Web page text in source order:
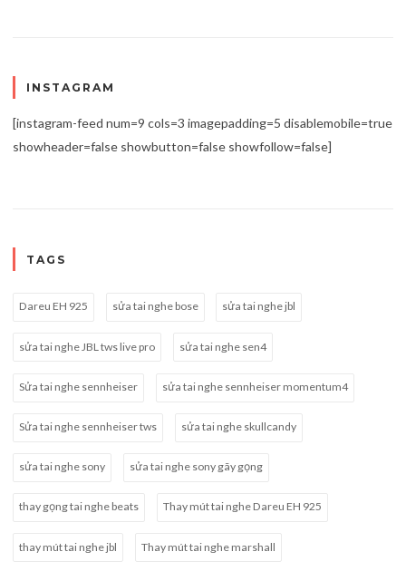
INSTAGRAM
[instagram-feed num=9 cols=3 imagepadding=5 disablemobile=true
showheader=false showbutton=false showfollow=false]
TAGS
Dareu EH 925 sửa tai nghe bose sửa tai nghe jbl
sửa tai nghe JBL tws live pro sửa tai nghe sen4
Sửa tai nghe sennheiser sửa tai nghe sennheiser momentum4
Sửa tai nghe sennheiser tws sửa tai nghe skullcandy
sửa tai nghe sony sửa tai nghe sony gãy gọng
thay gọng tai nghe beats Thay mút tai nghe Dareu EH 925
thay mút tai nghe jbl Thay mút tai nghe marshall